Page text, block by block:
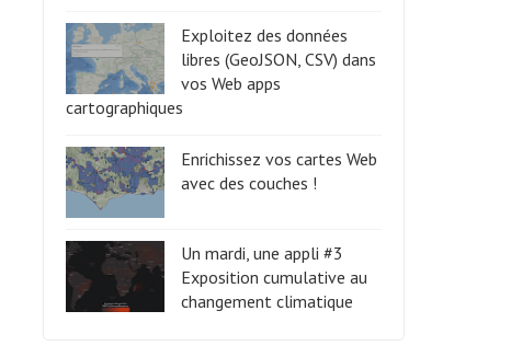
Exploitez des données
libres (GeoJSON, CSV) dans
vos Web apps
cartographiques
Enrichissez vos cartes Web
avec des couches !
Un mardi, une appli #3
Exposition cumulative au
changement climatique